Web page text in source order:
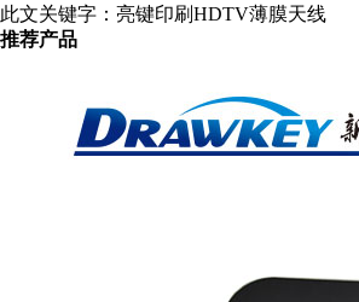
此文关键字： 亮键印刷HDTV薄膜天线
推荐产品